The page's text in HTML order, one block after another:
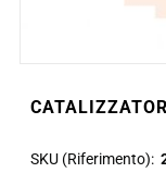
SKU (Riferimento)